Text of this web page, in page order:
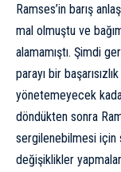
Ramses’in barış
mal olmuştu ve
alamamıştı. Şimdi
parayı bir
yönetemeyecek
döndükten sonra
sergilenebilmesi için
değişiklikler